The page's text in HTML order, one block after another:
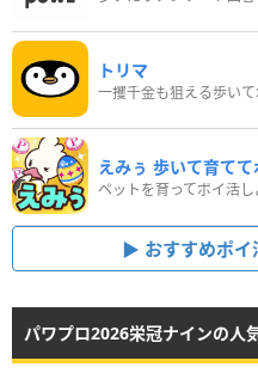
トリマ
一攫千金も狙える歩い
えみぅ 歩いて育て
おすすめポ
パワプロ2026栄冠ナインの人